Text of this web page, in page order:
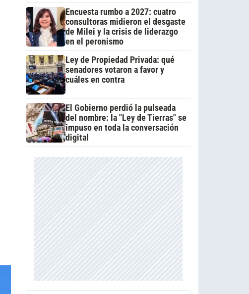
Encuesta rumbo a 2027: cuatro
consultoras midieron el desgaste
de Milei y la crisis de liderazgo
en el peronismo
Ley de Propiedad Privada: qué
senadores votaron a favor y
cuáles en contra
El Gobierno perdió la pulseada
del nombre: la "Ley de Tierras" se
impuso en toda la conversación
digital